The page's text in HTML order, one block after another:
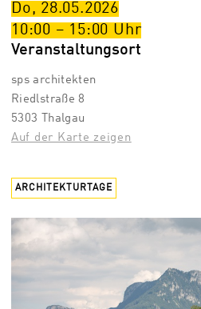
Do, 28.05.2026
10:00 – 15:00 Uhr
Veranstaltungsort
sps architekten
Riedlstraße 8
5303 Thalgau
Auf der Karte zeigen
ARCHITEKTURTAGE